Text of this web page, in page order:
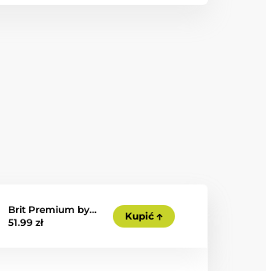
Brit Premium by…
51.99 zł
Kupić